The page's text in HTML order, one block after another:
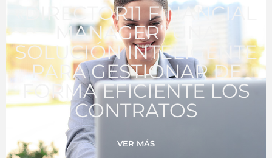
«DIRECTOR11 FINANCIAL
MANAGER” UNA
SOLUCIÓN INTELIGENTE
PARA GESTIONAR DE
FORMA EFICIENTE LOS
CONTRATOS
VER MÁS